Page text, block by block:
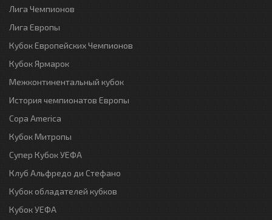
Лига Чемпионов
Лига Европы
Кубок Европейских Чемпионов
Кубок Ярмарок
Межконтинентальный кубок
История чемпионатов Европы
Copa America
Кубок Митропы
Супер Кубок УЕФА
Клуб Альфредо ди Стефано
Кубок обладателей кубков
Кубок УЕФА